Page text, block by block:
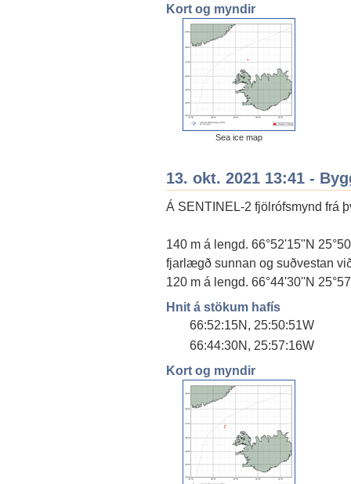
Kort og myndir
Sea ice map
13. okt. 2021 13:41 -
Á SENTINEL-2 fjölrófsmynd frá
140 m á lengd. 66°52'15"N
fjarlægð sunnan og suðvestan
120 m á lengd. 66°44'30''N
Hnit á stökum hafís
66:52:15N, 25:50:51W
66:44:30N, 25:57:16W
Kort og myndir